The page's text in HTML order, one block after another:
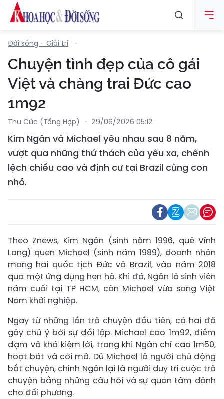
Đời sống - Giải trí
Chuyện tình đẹp của cô gái
Việt và chàng trai Đức cao
1m92
Thu Cúc (tổng Hợp) 29/06/2026 05:12
Kim Ngân và Michael yêu nhau sau 8 năm,
vượt qua những thử thách của yêu xa, chênh
lệch chiều cao và định cư tại Brazil cùng con
nhỏ.
Theo Znews, Kim Ngân (sinh năm 1996, quê Vĩnh
Long) quen Michael (sinh năm 1989), doanh nhân
mang hai quốc tịch Đức và Brazil, vào năm 2018
qua một ứng dụng hẹn hò. Khi đó, Ngân là sinh viên
năm cuối tại TP HCM, còn Michael vừa sang Việt
Nam khởi nghiệp.
Ngay từ những lần trò chuyện đầu tiên, cả hai đã
gây chú ý bởi sự đối lập. Michael cao 1m92, điềm
đạm và khá kiệm lời, trong khi Ngân chỉ cao 1m50,
hoạt bát và cởi mở. Dù Michael là người chủ động
bắt chuyện, chính Ngân lại là người duy trì cuộc trò
chuyện bằng những câu hỏi và sự quan tâm dành
cho đối phương.